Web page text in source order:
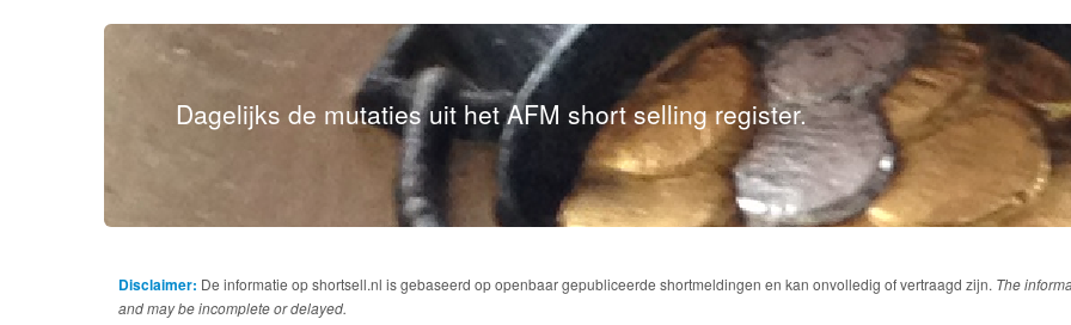
Dagelijks de mutaties uit het AFM short selling register.
Disclaimer: De informatie op shortsell.nl is gebaseerd op openbaar gepubliceerde shortmeldingen en kan onvolledig of vertraagd zijn. The
and may be incomplete or delayed.